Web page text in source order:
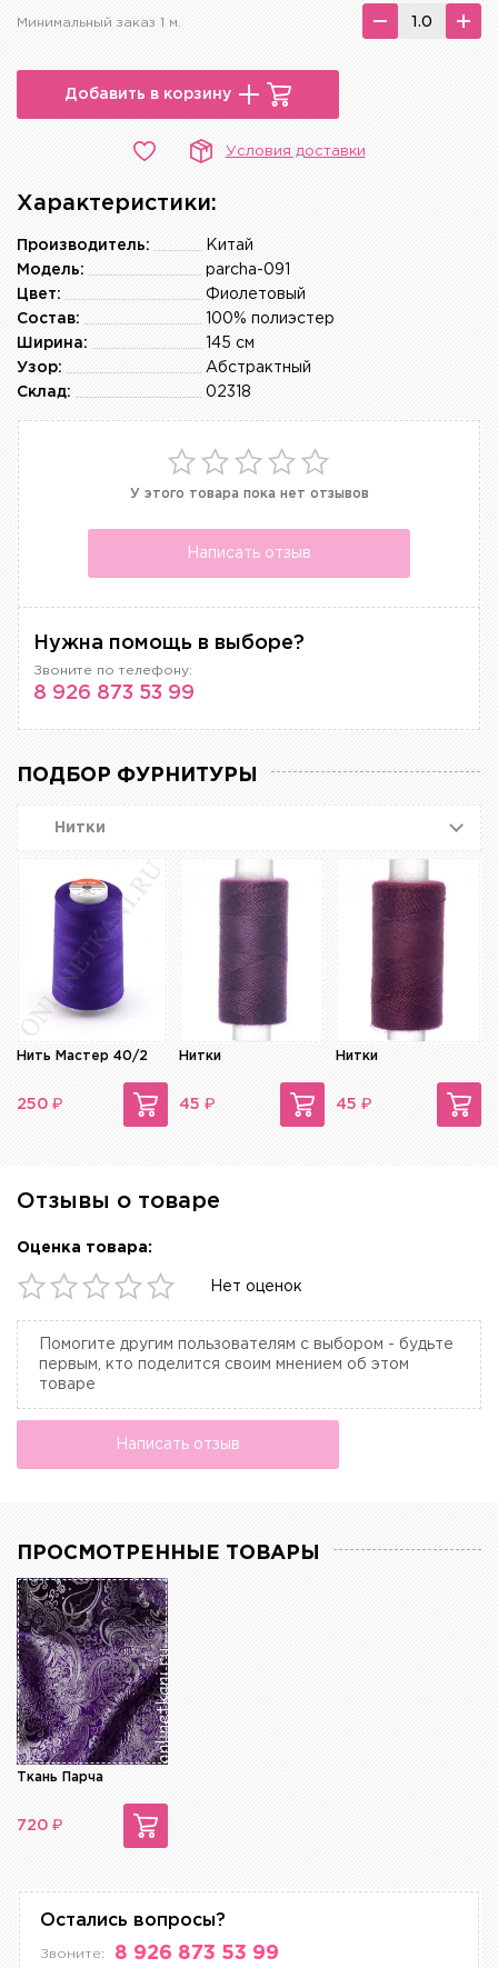
Минимальный заказ 1 м.
Добавить в корзину
Условия доставки
Характеристики:
Китай
Производитель:
parcha-091
Модель:
Фиолетовый
Цвет:
100% полиэстер
Состав:
145 см
Ширина:
Абстрактный
Узор:
02318
Склад:
У этого товара пока нет отзывов
Написать отзыв
Нужна помощь в выборе?
Звоните по телефону:
8 926 873 53 99
ПОДБОР ФУРНИТУРЫ
Нитки
Нить Мастер 40/2
250 ₽
Нитки
45 ₽
Нитки
45 ₽
Отзывы о товаре
Оценка товара:
Нет оценок
Помогите другим пользователям с выбором - будьте
первым, кто поделится своим мнением об этом
товаре
Написать отзыв
ПРОСМОТРЕННЫЕ ТОВАРЫ
Ткань Парча
720 ₽
Остались вопросы?
Звоните: 8 926 873 53 99